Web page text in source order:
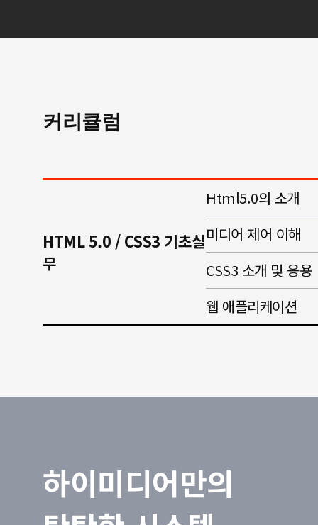
커리큘럼
HTML 5.0 / CSS3 기초실
무
Html5.0의 소개
미디어 제어 이해
CSS3 소개 및 응용
웹 애플리케이션
하이미디어만의